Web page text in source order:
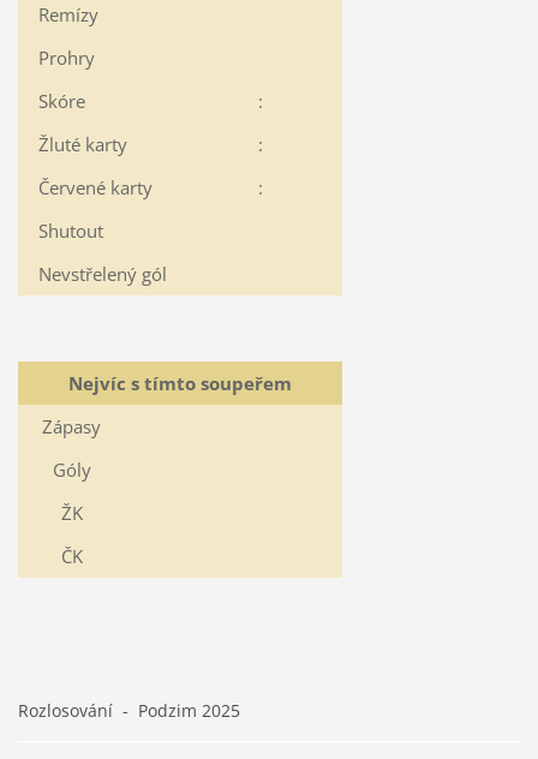
Remízy
Prohry
Skóre
:
Žluté karty
:
Červené karty
:
Shutout
Nevstřelený gól
Nejvíc s tímto soupeřem
Zápasy
Góly
ŽK
ČK
Rozlosování - Podzim 2025